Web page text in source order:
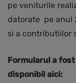
pe veniturile
datorate pe anul
si a contributiilor
Formularul a
disponibil aici: